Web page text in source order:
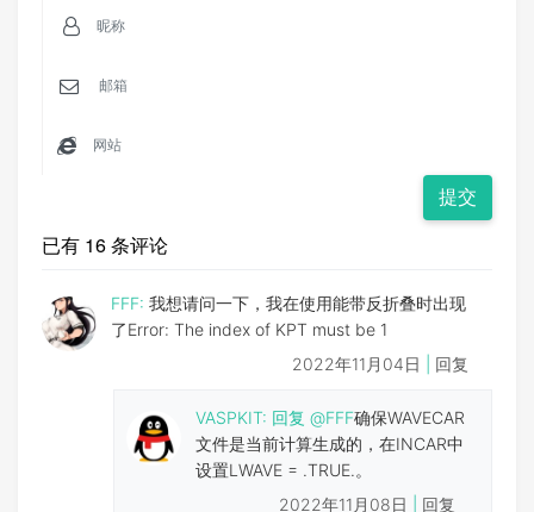
提交
已有 16 条评论
FFF: 我想请问一下，我在使用能带反折叠时出现
了Error: The index of KPT must be 1
2022年11月04日
回复
VASPKIT: 回复 @FFF确保WAVECAR
文件是当前计算生成的，在INCAR中
设置LWAVE = .TRUE.。
2022年11月08日
回复